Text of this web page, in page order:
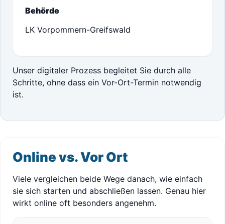
Behörde
LK Vorpommern-Greifswald
Unser digitaler Prozess begleitet Sie durch alle
Schritte, ohne dass ein Vor-Ort-Termin notwendig
ist.
Online vs. Vor Ort
Viele vergleichen beide Wege danach, wie einfach
sie sich starten und abschließen lassen. Genau hier
wirkt online oft besonders angenehm.